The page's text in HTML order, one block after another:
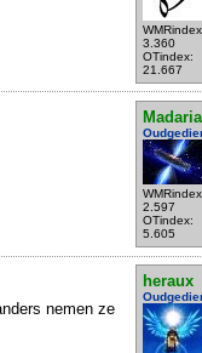
3.360
OTindex:
21.667
2.597
OTindex:
5.605
heraux
nemen ze